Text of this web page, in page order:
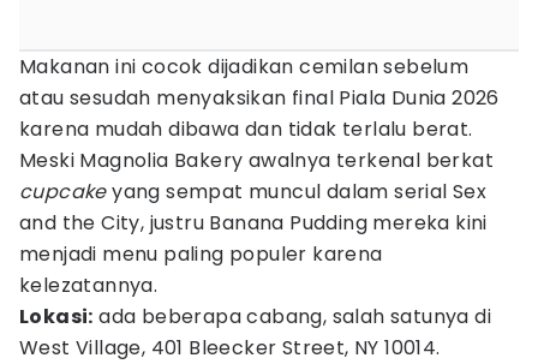
Makanan ini cocok dijadikan cemilan sebelum
atau sesudah menyaksikan final Piala Dunia 2026
karena mudah dibawa dan tidak terlalu berat.
Meski Magnolia Bakery awalnya terkenal berkat
cupcakeyang sempat muncul dalam serial Sex
and the City, justru Banana Pudding mereka kini
menjadi menu paling populer karena
kelezatannya.
Lokasi: ada beberapa cabang, salah satunya di
West Village, 401 Bleecker Street, NY 10014.